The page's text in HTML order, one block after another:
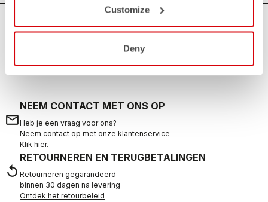
Customize
Deny
HULP NODIG?
Als je twijfelt of je ondersteuning nodig hebt, maak je geen
email
NEEM CONTACT MET ONS OP
Heb je een vraag voor ons?
Neem contact op met onze klantenservice
Klik hier.
replay
RETOURNEREN EN TERUGBETALINGEN
Retourneren gegarandeerd
binnen 30 dagen na levering
Ontdek het retourbeleid